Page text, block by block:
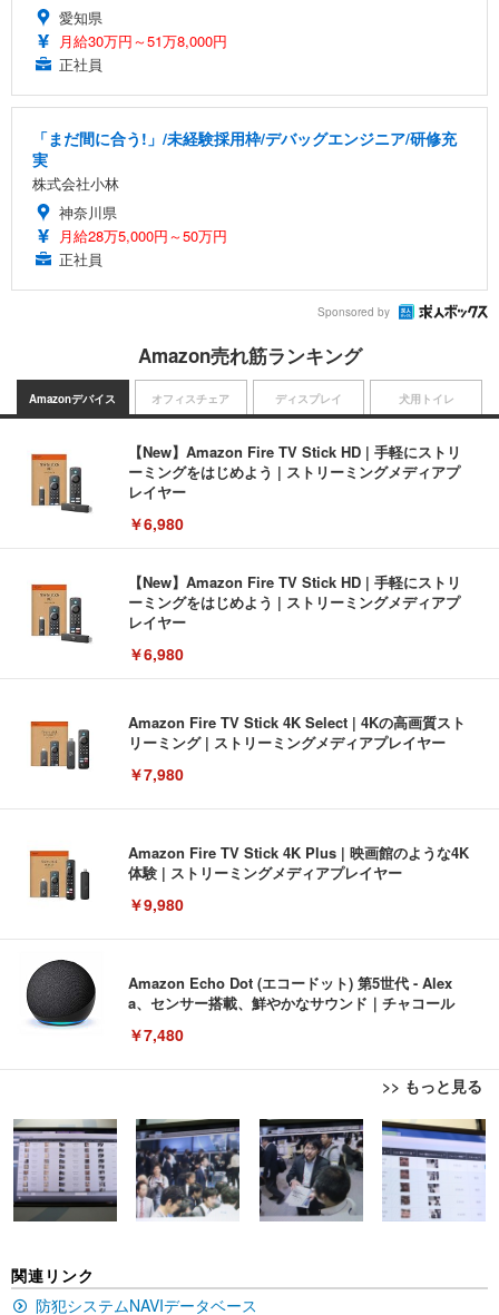
愛知県
月給30万円～51万8,000円
正社員
「まだ間に合う!」/未経験採用枠/デバッグエンジニア/研修充
実
株式会社小林
神奈川県
月給28万5,000円～50万円
正社員
Sponsored by
Amazon売れ筋ランキング
Amazonデバイス
【New】Amazon Fire TV Stick HD | 手軽にストリ
ーミングをはじめよう | ストリーミングメディアプ
レイヤー
￥6,980
【New】Amazon Fire TV Stick HD | 手軽にストリ
ーミングをはじめよう | ストリーミングメディアプ
レイヤー
￥6,980
Amazon Fire TV Stick 4K Select | 4Kの高画質スト
リーミング | ストリーミングメディアプレイヤー
￥7,980
Amazon Fire TV Stick 4K Plus | 映画館のような4K
体験 | ストリーミングメディアプレイヤー
￥9,980
Amazon Echo Dot (エコードット) 第5世代 - Alex
a、センサー搭載、鮮やかなサウンド｜チャコール
￥7,480
>> もっと見る
オフィスチェア
[EdoErgo] オフィスチェア 椅子 テレワーク 疲れな
い 跳ね上げ式アームレスト コンパクト 約105度ロッ
キング pc 事務椅子 360度回転 座面昇降 強化ナイロ
ン樹脂ベース 通気性メッシュ 在宅ワーク H-WY01
(黒網+黒枠+黒足)
￥5,699
ュチェア 人間工学 疲れない ブラック
ディスプレイ
EIZO ビジネス向けプレミアムモニター | FlexScan
EV3240X-WT | 31.5型4K UHD・USB Type-C・ホワ
イト
￥105,595
イト
犬用トイレ
Amazonベーシック ペットシーツ 薄型 レギュラー 1
回使い捨て 無香料 ホワイト 300枚
￥3,373
x2袋(84枚) ホワイト(吸収面:ライトブルー)
関連リンク
防犯システムNAVIデータベース